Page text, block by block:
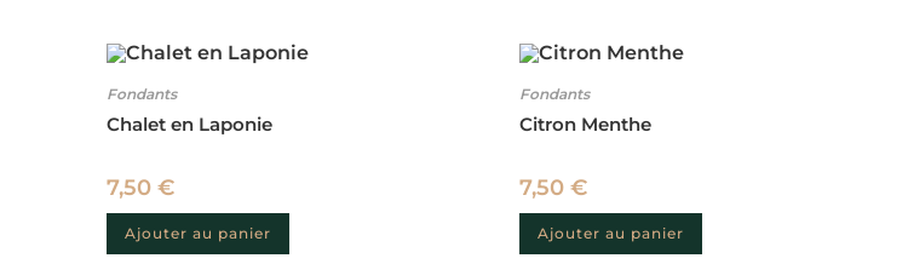
Fondants
Chalet en Laponie
7,50 €
Ajouter au panier
Fondants
Citron Menthe
7,50 €
Ajouter au panier